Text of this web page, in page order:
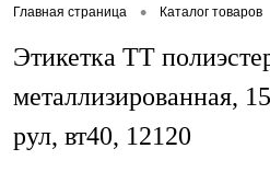
Главная страница • Каталог товаров
Этикетка ТТ
металлизированная,
рул, вт40, 12120